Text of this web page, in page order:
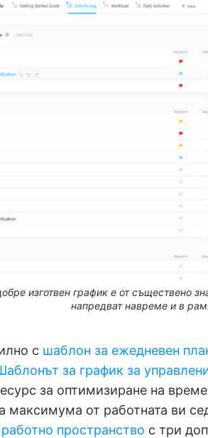
изготвен график е от съществено
напредват навреме и в
с шаблон за ежедневен
за график за
за оптимизиране на
максимума от работната ви
пространство с три